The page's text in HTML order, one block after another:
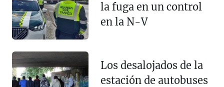
la fuga en un control
en la N-V
Los desalojados de la
estación de autobuses